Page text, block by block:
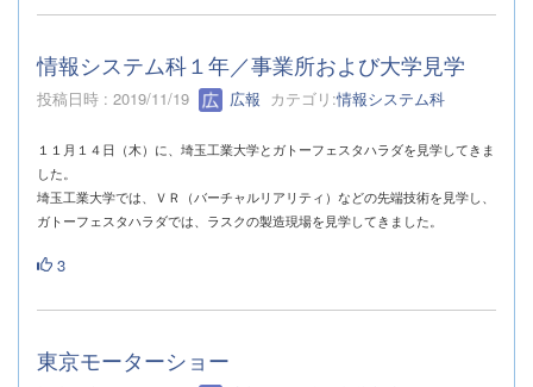
情報システム科１年／事業所および大学見学
投稿日時 : 2019/11/19 広報 カテゴリ:情報システム科
１１月１４日（木）に、埼玉工業大学とガトーフェスタハラダを見学してきま
した。
埼玉工業大学では、ＶＲ（バーチャルリアリティ）などの先端技術を見学し、
ガトーフェスタハラダでは、ラスクの製造現場を見学してきました。
3
東京モーターショー